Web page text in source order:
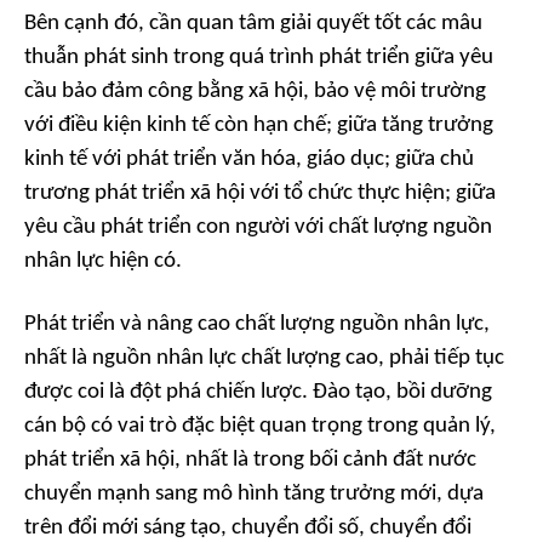
Bên cạnh đó, cần quan tâm giải quyết tốt các mâu
thuẫn phát sinh trong quá trình phát triển giữa yêu
cầu bảo đảm công bằng xã hội, bảo vệ môi trường
với điều kiện kinh tế còn hạn chế; giữa tăng trưởng
kinh tế với phát triển văn hóa, giáo dục; giữa chủ
trương phát triển xã hội với tổ chức thực hiện; giữa
yêu cầu phát triển con người với chất lượng nguồn
nhân lực hiện có.
Phát triển và nâng cao chất lượng nguồn nhân lực,
nhất là nguồn nhân lực chất lượng cao, phải tiếp tục
được coi là đột phá chiến lược. Đào tạo, bồi dưỡng
cán bộ có vai trò đặc biệt quan trọng trong quản lý,
phát triển xã hội, nhất là trong bối cảnh đất nước
chuyển mạnh sang mô hình tăng trưởng mới, dựa
trên đổi mới sáng tạo, chuyển đổi số, chuyển đổi